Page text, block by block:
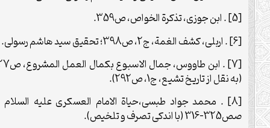
[5] . ابن جوزی، تذکرة الخواص، ص359.
[6] . اربلی، کشف الغمة، ج2، ص398؛ تحقیق سید هاشم رسولی.
[7] . ابن طاووس، جمال الاسبوع بکمال العمل المشروع، ص27
(به نقل از تاریخ تشیع، ج1، ص292).
[8] . محمد جواد طبسی،حیاة الامام العسکری علیه السلام ،
صص325-316 (با اندکی تصرف و تلخیص).